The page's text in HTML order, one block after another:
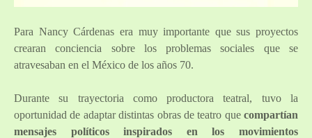
Para Nancy Cárdenas era muy importante que sus proyectos
crearan conciencia sobre los problemas sociales que se
atravesaban en el México de los años 70.
Durante su trayectoria como productora teatral, tuvo la
oportunidad de adaptar distintas obras de teatro que compartían
mensajes políticos inspirados en los movimientos